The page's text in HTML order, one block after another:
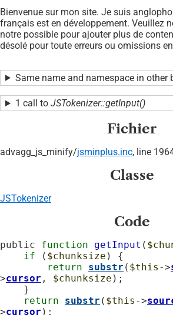
d'Ariane
Bienvenue sur mon site. Je suis
français est en développement. Veuillez
notre possible pour ajouter plus de
désolé pour toute erreurs ou omissions
Same name and namespace in other
1 call to JSTokenizer::getInput()
Fichier
advagg_js_minify/jsminplus.inc, line
Classe
JSTokenizer
Code
public function getInput (
if ( $chunksize ) {
return
substr ( $this ->
>cursor , $chunksize );
return
substr ( $this ->
>cursor );